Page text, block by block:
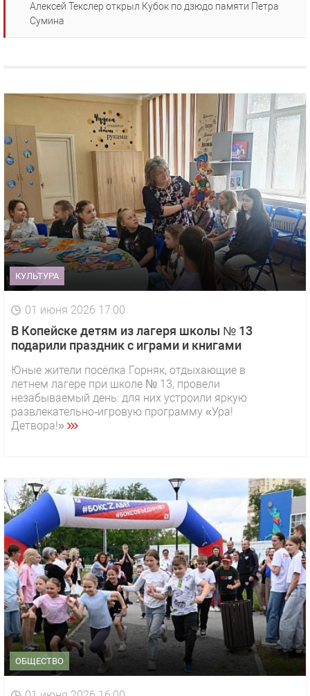
Алексей Текслер открыл Кубок по дзюдо памяти Петра
Сумина
КУЛЬТУРА
01 июня 2026 17:00
В Копейске детям из лагеря школы № 13
подарили праздник с играми и книгами
Юные жители посёлка Горняк, отдыхающие в
летнем лагере при школе № 13, провели
незабываемый день: для них устроили яркую
развлекательно‑игровую программу «Ура!
Детвора!».
ОБЩЕСТВО